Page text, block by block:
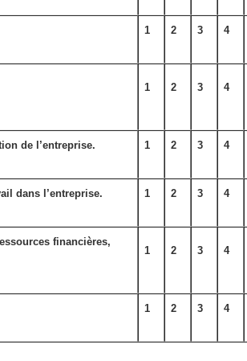
1 2 3 4
1 2 3 4
de l’entreprise. 1 2 3 4
dans l’entreprise. 1 2 3 4
financières,
1 2 3 4
1 2 3 4